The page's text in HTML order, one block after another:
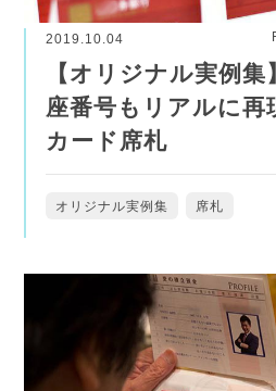
2019.10.04
【オリジナル実例
座番号もリアルに
カード席札
オリジナル実例集 席札